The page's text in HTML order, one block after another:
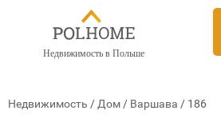
Недвижимость в Польше
Недвижимость / Дом / Варшава / 186